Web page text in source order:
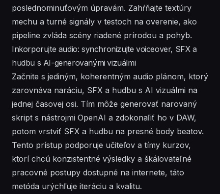
poslednominuťovým úpravám. Zahŕňajte textúry
mechu a turné signály v testoch na overenie, ako
pipeline zvláda scény riadené prírodou a pohyb.
Inkorporujte audio: synchronizujte voiceover, SFX a
hudbu s AI-generovanými vizuálmi
Začnite s jediným, koherentným audio plánom, ktorý
zarovnáva naráciu, SFX a hudbu s AI vizuálmi na
jednej časovej osi. Tím môže generovať narovaný
skript s nástrojmi OpenAI a zdokonaľiť ho v DAW,
potom vrstviť SFX a hudbu na presné body beatov.
Tento prístup podporuje učiteľov a tímy kurzov,
ktorí chcú konzistentné výsledky a škálovateľné
pracovné postupy dostupné na internete, táto
metóda urýchľuje iteráciu a kvalitu.